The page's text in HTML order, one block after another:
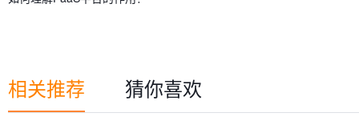
相关推荐 猜你喜欢